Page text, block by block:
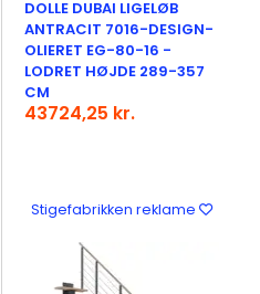
DOLLE DUBAI LIGELØB
ANTRACIT 7016-DESIGN-
OLIERET EG-80-16 -
LODRET HØJDE 289-357
CM
43724,25 kr.
Stigefabrikken reklame